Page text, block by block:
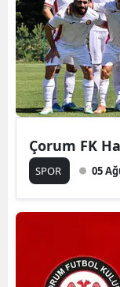
Çorum FK
SPOR 05